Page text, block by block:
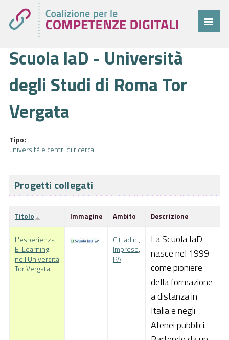
Coalizione
Comitato
Progetti
Cittadini
Imprese
Cruscotto
Imprese
Pubblica Amministrazione
Documentazione
Scuola laD - Università
degli Studi di Roma Tor
Vergata
Tipo:
università e centri di ricerca
Progetti collegati
Titolo Immagine Ambito Descrizione
L'esperienza
E-Learning
nell'Università
Tor Vergata
Cittadini,
Imprese,
PA
La Scuola IaD
nasce nel 1999
come pioniere
della formazione
a distanza in
Italia e negli
Atenei pubblici.